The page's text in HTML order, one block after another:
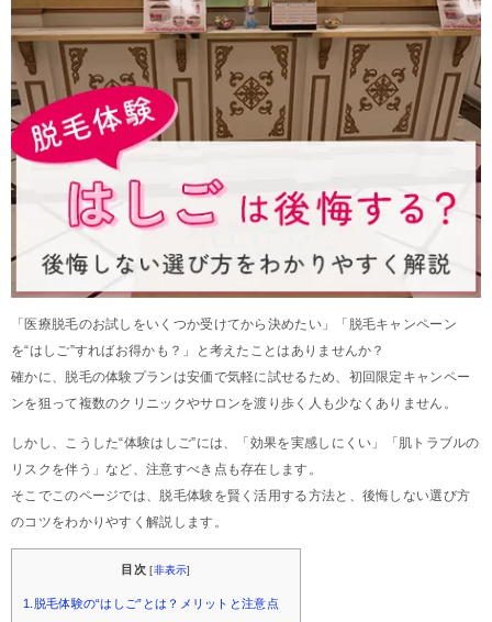
「医療脱毛のお試しをいくつか受けてから決めたい」「脱毛キャンペーン
を“はしご”すればお得かも？」と考えたことはありませんか？
確かに、脱毛の体験プランは安価で気軽に試せるため、初回限定キャンペー
ンを狙って複数のクリニックやサロンを渡り歩く人も少なくありません。
しかし、こうした“体験はしご”には、「効果を実感しにくい」「肌トラブルの
リスクを伴う」など、注意すべき点も存在します。
そこでこのページでは、脱毛体験を賢く活用する方法と、後悔しない選び方
のコツをわかりやすく解説します。
目次 [非表示]
1.脱毛体験の“はしご”とは？メリットと注意点